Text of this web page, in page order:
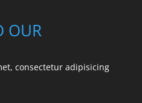
OUR
consectetur adipisicing